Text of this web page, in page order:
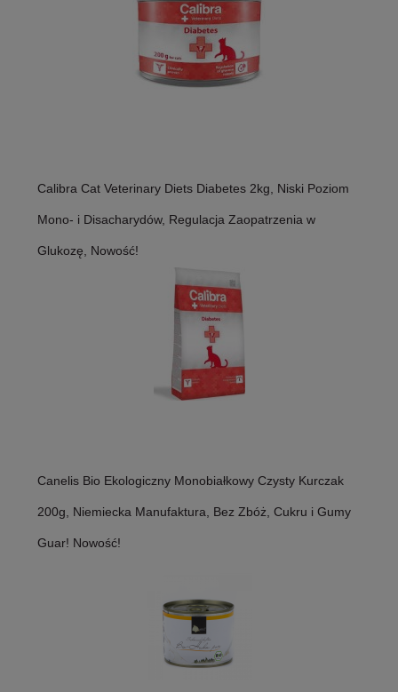
Calibra Cat Veterinary Diets Diabetes 2kg, Niski Poziom
Mono- i Disacharydów, Regulacja Zaopatrzenia w
Glukozę, Nowość!
Canelis Bio Ekologiczny Monobiałkowy Czysty Kurczak
200g, Niemiecka Manufaktura, Bez Zbóż, Cukru i Gumy
Guar! Nowość!